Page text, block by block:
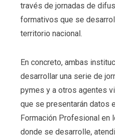
través de jornadas de
formativos que se
territorio nacional.
En concreto, ambas
desarrollar una serie de
pymes y a otros agentes
que se presentarán datos
Formación Profesional
donde se desarrolle,